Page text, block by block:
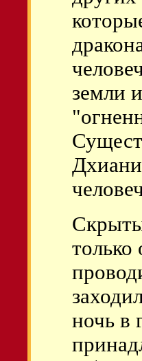
земли
ночь в